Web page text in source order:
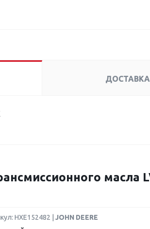
ДОСТАВКА
масла
HXE152482 | JOHN DEERE